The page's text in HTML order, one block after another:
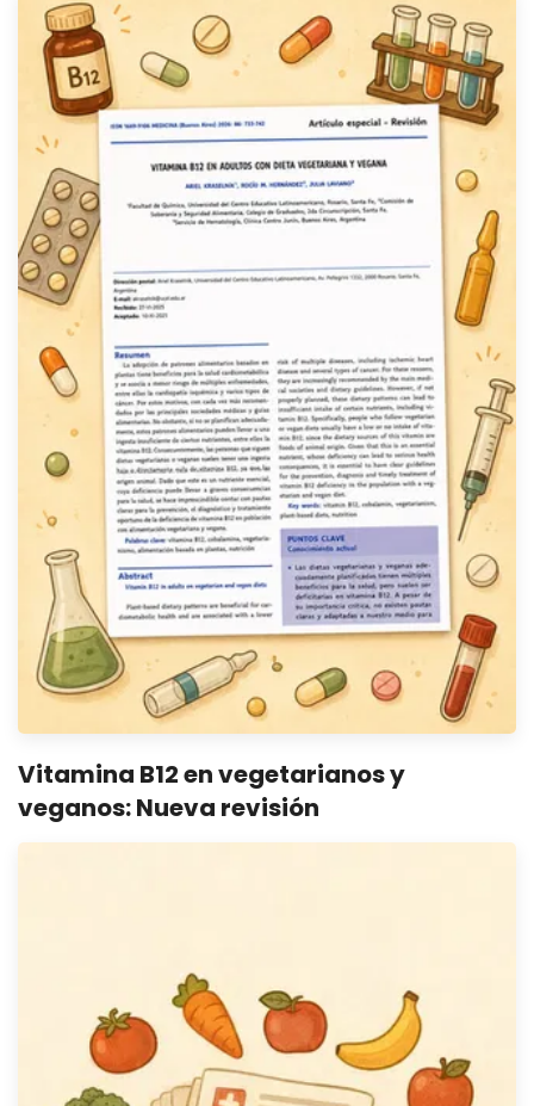
Vitamina B12 en vegetarianos y
veganos: Nueva revisión